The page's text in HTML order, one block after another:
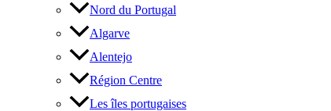
Nord du Portugal
Algarve
Alentejo
Région Centre
Les îles portugaises